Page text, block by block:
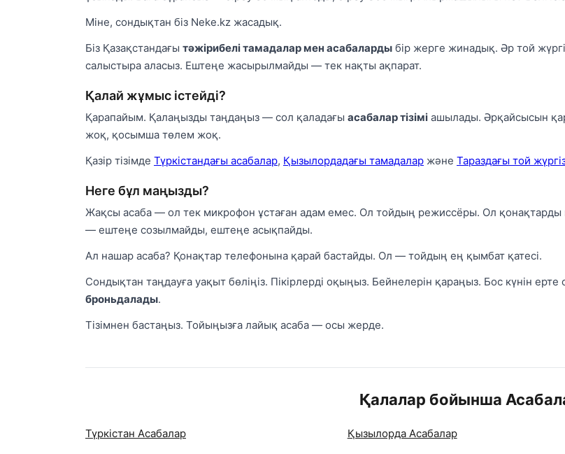
Міне, сондықтан біз Neke.kz жасадық.
Біз Қазақстандағы тәжірибелі тамадалар мен асабаларды бір жерге жинадық. Әр той
салыстыра аласыз. Ештеңе жасырылмайды — тек нақты ақпарат.
Қалай жұмыс істейді?
Қарапайым. Қалаңызды таңдаңыз — сол қаладағы асабалар тізімі ашылады. Әрқайсысын
жоқ, қосымша төлем жоқ.
Қазір тізімде Түркістандағы асабалар, Қызылордадағы тамадалар және Тараздағы той
Неге бұл маңызды?
Жақсы асаба — ол тек микрофон ұстаған адам емес. Ол тойдың режиссёры. Ол қонақтарды
— ештеңе созылмайды, ештеңе асықпайды.
Ал нашар асаба? Қонақтар телефонына қарай бастайды. Ол — тойдың ең қымбат қатесі.
Сондықтан таңдауға уақыт бөліңіз. Пікірлерді оқыңыз. Бейнелерін қараңыз. Бос күнін
броньдалады.
Тізімнен бастаңыз. Тойыңызға лайық асаба — осы жерде.
Қалалар бойынша
Түркістан Асабалар Қызылорда Асабалар